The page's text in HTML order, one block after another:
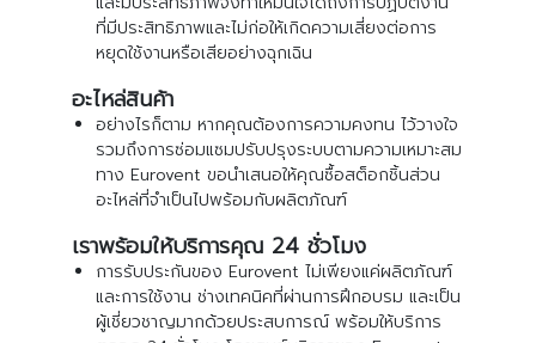
ที่มีประสิทธิภาพและไม่ก่อให้เกิดความเสี่ยงต่อการ
หยุดใช้งานหรือเสียอย่างฉุกเฉิน
อะไหล่สินค้า
อย่างไรก็ตาม หากคุณต้องการความคงทน ไว้วางใจ
รวมถึงการซ่อมแซมปรับปรุงระบบตามความเหมาะสม
ทาง Eurovent ขอนำเสนอให้คุณซื้อสต็อกชิ้นส่วน
อะไหล่ที่จำเป็นไปพร้อมกับผลิตภัณฑ์
เราพร้อมให้บริการคุณ 24 ชั่วโมง
การรับประกันของ Eurovent ไม่เพียงแค่ผลิตภัณฑ์
และการใช้งาน ช่างเทคนิคที่ผ่านการฝึกอบรม และเป็น
ผู้เชี่ยวชาญมากด้วยประสบการณ์ พร้อมให้บริการ